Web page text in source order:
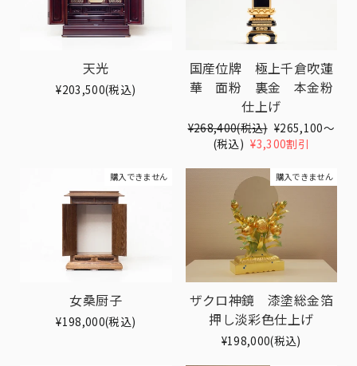
天光
¥203,500(税込)
国産位牌 極上千倉吹蓮
華 面粉 裏金 本金粉
仕上げ
Translation
missing:
¥268,400(税込) Translation
missing:
¥265,100〜
(税込) ¥3,300割引
購入できません
女桑厨子
¥198,000(税込)
購入できません
ザクロ神鏡 漆塗総金箔
押し淡彩色仕上げ
¥198,000(税込)